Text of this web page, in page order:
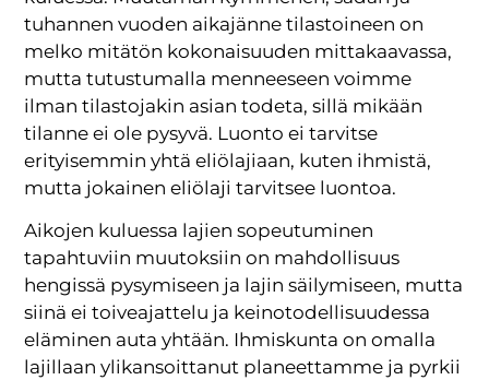
tuhannen vuoden aikajänne tilastoineen on
melko mitätön kokonaisuuden mittakaavassa,
mutta tutustumalla menneeseen voimme
ilman tilastojakin asian todeta, sillä mikään
tilanne ei ole pysyvä. Luonto ei tarvitse
erityisemmin yhtä eliölajiaan, kuten ihmistä,
mutta jokainen eliölaji tarvitsee luontoa.
Aikojen kuluessa lajien sopeutuminen
tapahtuviin muutoksiin on mahdollisuus
hengissä pysymiseen ja lajin säilymiseen, mutta
siinä ei toiveajattelu ja keinotodellisuudessa
eläminen auta yhtään. Ihmiskunta on omalla
lajillaan ylikansoittanut planeettamme ja pyrkii